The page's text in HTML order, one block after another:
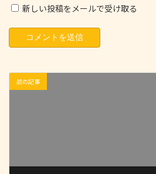
新しい投稿をメールで受け取る
前の記事